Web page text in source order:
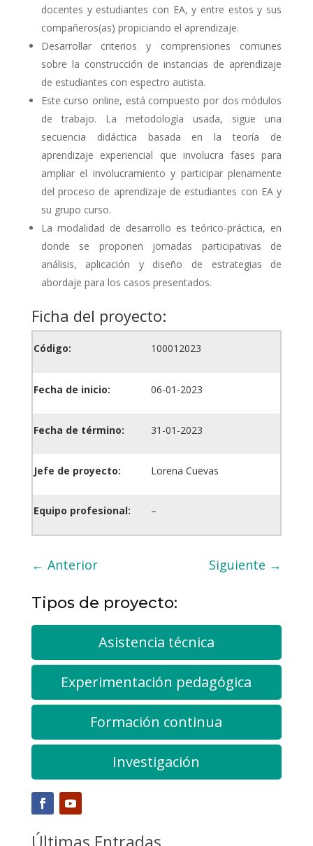
docentes y estudiantes con EA, y entre estos y sus
compañeros(as) propiciando el aprendizaje.
Desarrollar criterios y comprensiones comunes
sobre la construcción de instancias de aprendizaje
de estudiantes con espectro autista.
Este curso online, está compuesto por dos módulos
de trabajo. La metodología usada, sigue una
secuencia didáctica basada en la teoría de
aprendizaje experiencial que involucra fases para
ampliar el involucramiento y participar plenamente
del proceso de aprendizaje de estudiantes con EA y
su grupo curso.
La modalidad de desarrollo es teórico-práctica, en
donde se proponen jornadas participativas de
análisis, aplicación y diseño de estrategias de
abordaje para los casos presentados.
Ficha del proyecto:
Código: 100012023
Fecha de inicio: 06-01-2023
Fecha de término: 31-01-2023
Jefe de proyecto: Lorena Cuevas
Equipo profesional: –
← Anterior Siguiente →
Tipos de proyecto:
Asistencia técnica
Experimentación pedagógica
Formación continua
Investigación